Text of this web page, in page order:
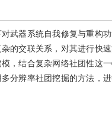
武器系统自我修复与重构
的交联关系，对其进行快
，结合复杂网络社团性这
分辨率社团挖掘的方法，